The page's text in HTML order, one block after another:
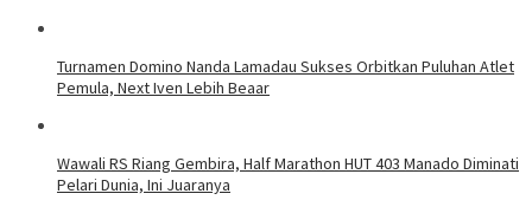
Turnamen Domino Nanda Lamadau Sukses Orbitkan Puluhan Atlet
Pemula, Next Iven Lebih Beaar
Wawali RS Riang Gembira, Half Marathon HUT 403 Manado Diminati
Pelari Dunia, Ini Juaranya